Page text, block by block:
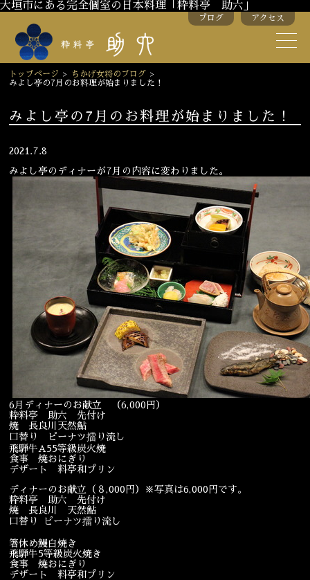
大垣市にある完全個室の日本料理「粋料亭 助六」
ブログ アクセス
トップページ > ちかげ女将のブログ >
みよし亭の7月のお料理が始まりました！
みよし亭の7月のお料理が始まりました！
2021.7.8
みよし亭のディナーが7月の内容に変わりました。
6月ディナーのお献立 （6,000円）
粋料亭 助六 先付け
焼 長良川天然鮎
口替り ピーナツ擂り流し
飛騨牛A55等級炭火焼
食事 焼おにぎり
デザート 料亭和プリン
ディナーのお献立（８,000円）※写真は6,000円です。
粋料亭 助六 先付け
焼 長良川 天然鮎
口替り ピーナツ擂り流し
箸休め鰻白焼き
飛騨牛5等級炭火焼き
食事 焼おにぎり
デザート 料亭和プリン
スタッフ紹介
会議・舞台のご利用
ご接待 法要
お顔合わせ
宴会 ウェディング